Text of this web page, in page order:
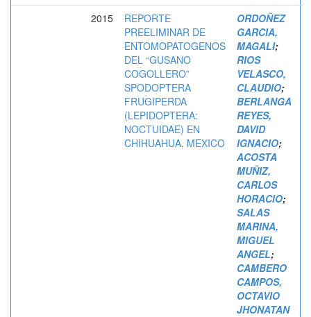
2015
REPORTE
PREELIMINAR DE
ENTOMOPATOGENOS
DEL “GUSANO
COGOLLERO”
SPODOPTERA
FRUGIPERDA
(LEPIDOPTERA:
NOCTUIDAE) EN
CHIHUAHUA, MEXICO
ORDOÑEZ
GARCIA,
MAGALI;
RIOS
VELASCO,
CLAUDIO;
BERLANGA
REYES,
DAVID
IGNACIO;
ACOSTA
MUÑIZ,
CARLOS
HORACIO;
SALAS
MARINA,
MIGUEL
ANGEL;
CAMBERO
CAMPOS,
OCTAVIO
JHONATAN